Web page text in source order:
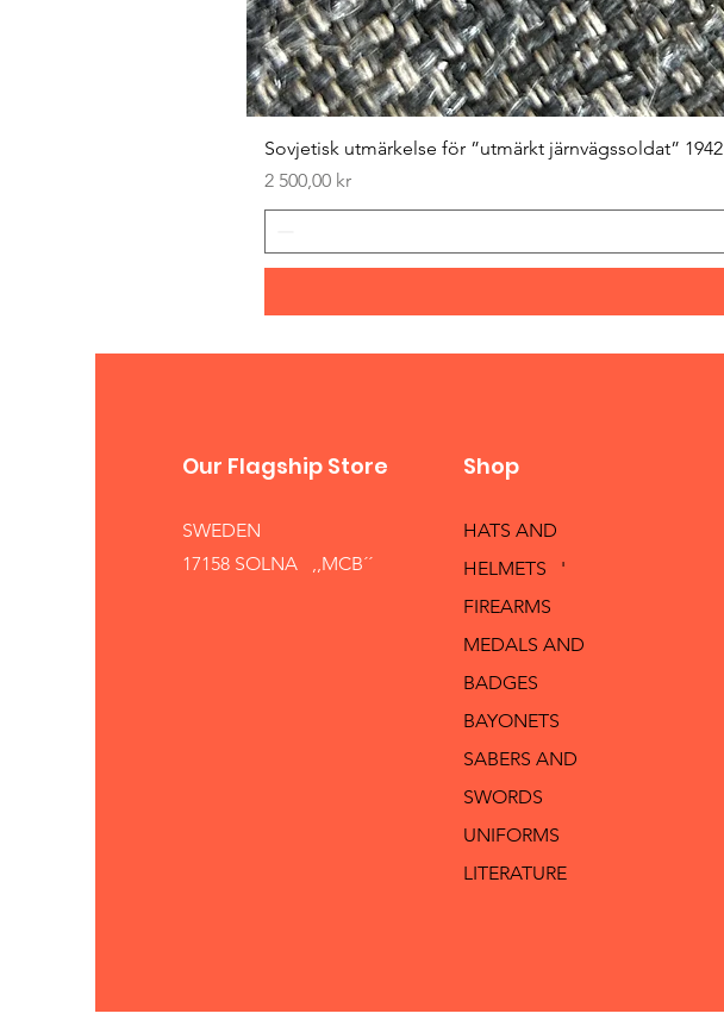
Sovjetisk utmärkelse för ”utmärkt järnvägssoldat” 1942
Pris
2 500,00 kr
Our Flagship Store
SWEDEN
17158 SOLNA ,,MCB´´
Shop
HATS AND
HELMETS '
FIREARMS
MEDALS AND
BADGES
BAYONETS
SABERS AND
SWORDS
UNIFORMS
LITERATURE